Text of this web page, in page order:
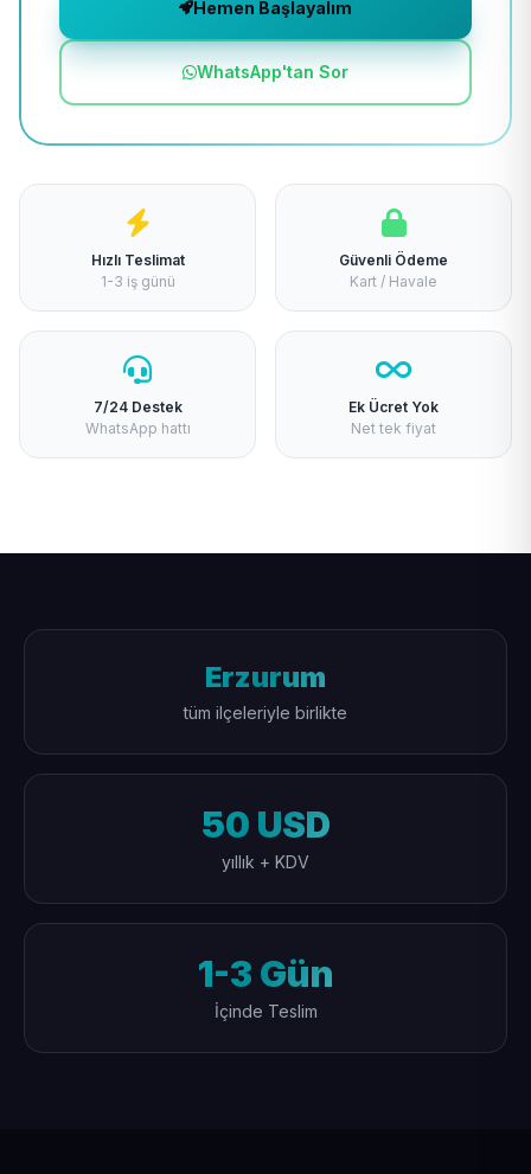
Hemen Başlayalım
WhatsApp'tan Sor
Hızlı Teslimat
1-3 iş günü
Güvenli Ödeme
Kart / Havale
7/24 Destek
WhatsApp hattı
Ek Ücret Yok
Net tek fiyat
Erzurum
tüm ilçeleriyle birlikte
50 USD
yıllık + KDV
1-3 Gün
İçinde Teslim